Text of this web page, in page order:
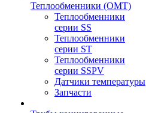
Теплообменники (OMT)
Теплообменники
серии SS
Теплообменники
серии ST
Теплообменники
серии SSPV
Датчики температуры
Запчасти